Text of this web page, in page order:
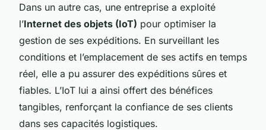
Dans un autre cas, une entreprise a exploité
l’Internet des objets (IoT) pour optimiser la
gestion de ses expéditions. En surveillant les
conditions et l’emplacement de ses actifs en temps
réel, elle a pu assurer des expéditions sûres et
fiables. L’IoT lui a ainsi offert des bénéfices
tangibles, renforçant la confiance de ses clients
dans ses capacités logistiques.